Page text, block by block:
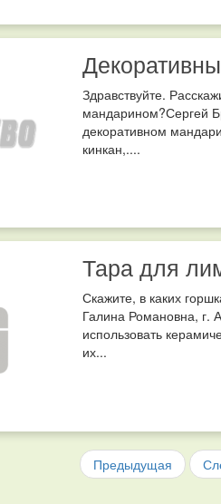
Здравствуйте.
мандарином?Сергей
декоративном
кинкан,....
Тара для
Скажите, в каких
Галина Романовна, г.
использовать
их...
Предыдущая